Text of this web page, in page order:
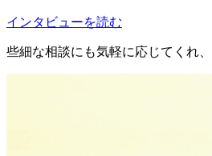
インタビューを読む
些細な相談にも気軽に応じてくれ、